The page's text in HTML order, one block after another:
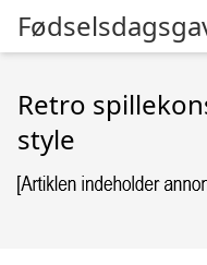
Retro
style